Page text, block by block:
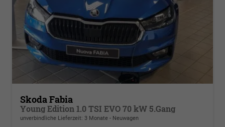
Skoda Fabia
Young Edition 1.0 TSI EVO 70 kW 5.Gang
unverbindliche Lieferzeit: 3 Monate Neuwagen